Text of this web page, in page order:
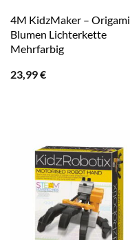
4M KidzMaker – Origami
Blumen Lichterkette
Mehrfarbig
23,99€